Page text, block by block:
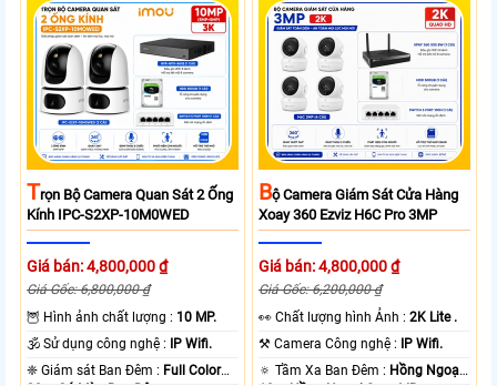
TRọn Bộ Camera Quan Sát 2 Ống
Kính IPC-S2XP-10M0WED
Giá bán: 4,800,000 ₫
Giá Gốc: 6,800,000 ₫
🦉 Hình ảnh chất lượng : 10 MP.
🕉️ Sử dụng công nghệ :
IP Wifi.
❈ Giám sát Ban Đêm : Full Color
BỘ Camera Giám Sát Cửa Hàng
Xoay 360 Ezviz H6C Pro 3MP
Giá bán: 4,800,000 ₫
Giá Gốc: 6,200,000 ₫
️👀 Chất lượng hình Ảnh :2K Lite .
⚒ Camera Công nghệ :
IP Wifi.
🔅 Tầm Xa Ban Đêm : Hồng Ngoại